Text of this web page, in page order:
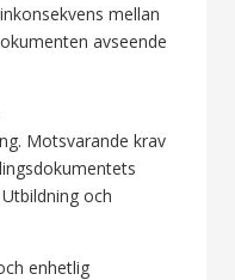
mellan
avseende
Motsvarande krav
och
enhetlig